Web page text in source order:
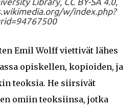
w/index.php?
Emil Wolff viettivät lähes
opiskellen, kopioiden, ja
teoksia. He siirsivät
omiin teoksiinsa, jotka